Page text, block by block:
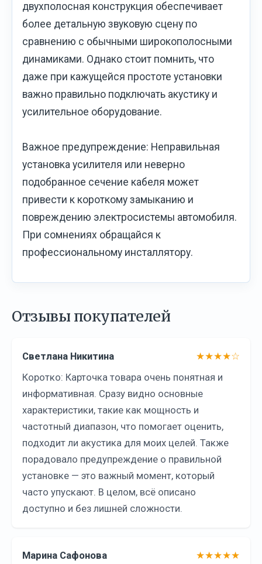
двухполосная конструкция обеспечивает
более детальную звуковую сцену по
сравнению с обычными широкополосными
динамиками. Однако стоит помнить, что
даже при кажущейся простоте установки
важно правильно подключать акустику и
усилительное оборудование.
Важное предупреждение: Неправильная
установка усилителя или неверно
подобранное сечение кабеля может
привести к короткому замыканию и
повреждению электросистемы автомобиля.
При сомнениях обращайся к
профессиональному инсталлятору.
Отзывы покупателей
Светлана Никитина
★★★★☆
Коротко: Карточка товара очень понятная и
информативная. Сразу видно основные
характеристики, такие как мощность и
частотный диапазон, что помогает оценить,
подходит ли акустика для моих целей. Также
порадовало предупреждение о правильной
установке — это важный момент, который
часто упускают. В целом, всё описано
доступно и без лишней сложности.
Марина Сафонова ★★★★★